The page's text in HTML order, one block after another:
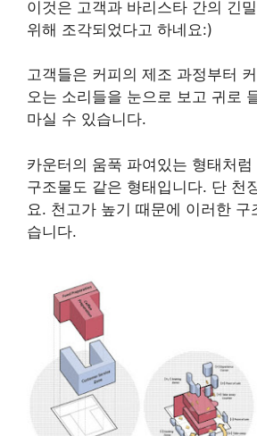
이것은 고객과 바리스타 간의 긴
위해 조각되었다고 하네요:)
고객들은 커피의 제조 과정부터
오는 소리들을 눈으로 보고 귀로
마실 수 있습니다.
카운터의 움푹 파여있는 형태처
구조물도 같은 형태입니다. 단 천
요. 천고가 높기 때문에 이러한 구
습니다.